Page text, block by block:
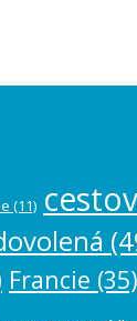
(11)
Francie (35)